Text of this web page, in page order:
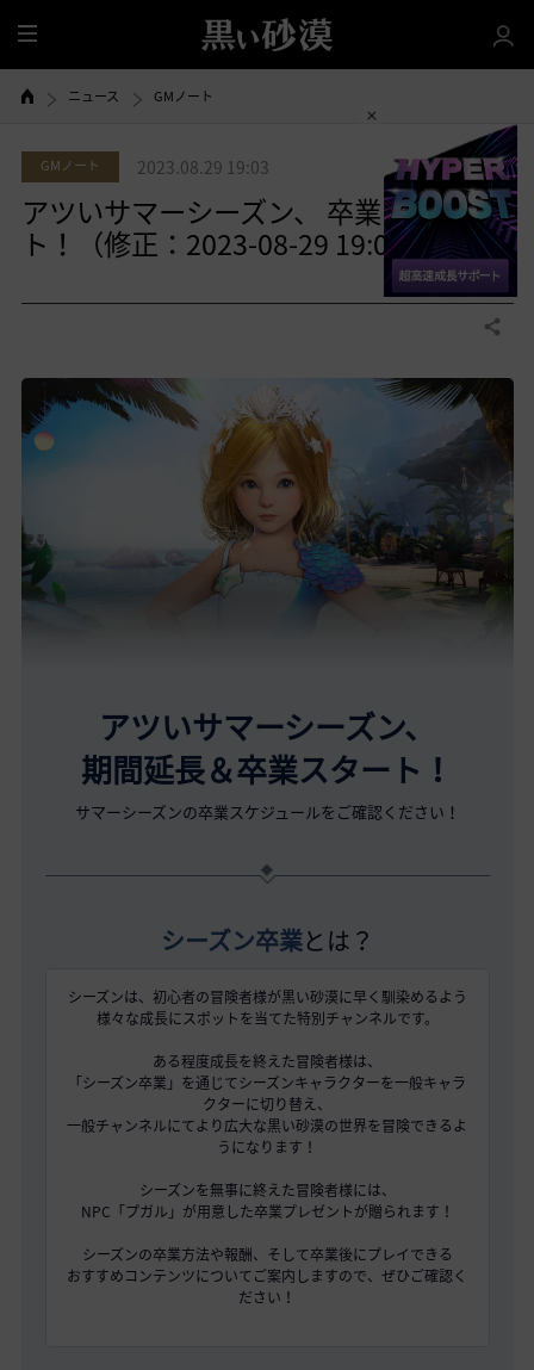
全
体
ニュース GMノート
GMノート 2023.08.29 19:03
アツいサマーシーズン、 卒業スター
ト！（修正：2023-08-29 19:03）
共有する
アツいサマーシーズン、
期間延長＆卒業スタート！
サマーシーズンの卒業スケジュールをご確認ください！
シーズン卒業とは？
シーズンは、初心者の冒険者様が黒い砂漠に早く馴染めるよう
様々な成長にスポットを当てた特別チャンネルです。
ある程度成長を終えた冒険者様は、
「シーズン卒業」を通じてシーズンキャラクターを一般キャラ
クターに切り替え、
一般チャンネルにてより広大な黒い砂漠の世界を冒険できるよ
うになります！
シーズンを無事に終えた冒険者様には、
NPC「プガル」が用意した卒業プレゼントが贈られます！
シーズンの卒業方法や報酬、そして卒業後にプレイできる
おすすめコンテンツについてご案内しますので、ぜひご確認く
ださい！